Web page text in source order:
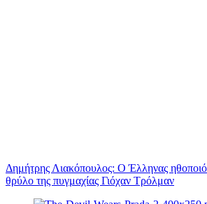
Δημήτρης Λιακόπουλος: Ο Έλληνας
θρύλο της πυγμαχίας Γιόχαν Τρόλμαν